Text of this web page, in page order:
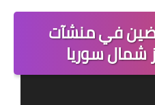
القائمة
مناقصات
فرص عمل داخل سوريا
في منشآت
سوريا